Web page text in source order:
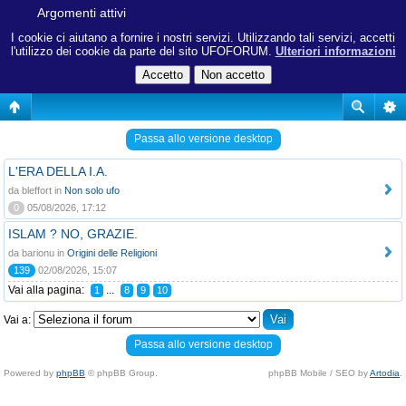
I cookie ci aiutano a fornire i nostri servizi. Utilizzando tali servizi, accetti
l'utilizzo dei cookie da parte del sito UFOFORUM. Ulteriori informazioni
Argomenti attivi
Passa allo versione desktop
L'ERA DELLA I.A.
da bleffort in Non solo ufo
0
05/08/2026, 17:12
ISLAM ? NO, GRAZIE.
da barionu in Origini delle Religioni
139
02/08/2026, 15:07
Vai alla pagina: 1 ... 8 9 10
Vai a:
Passa allo versione desktop
Powered by phpBB © phpBB Group. phpBB Mobile / SEO byArtodia